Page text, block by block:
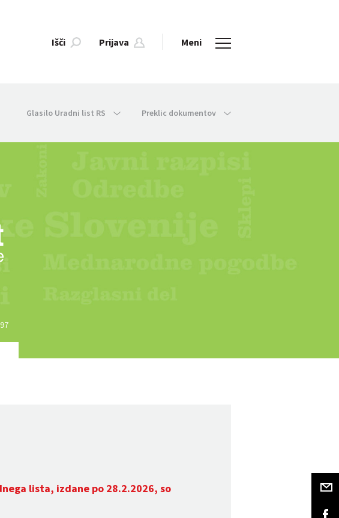
Išči Prijava Meni
Glasilo Uradni list RS Preklic dokumentov
lista, izdane po 28.2.2026, so